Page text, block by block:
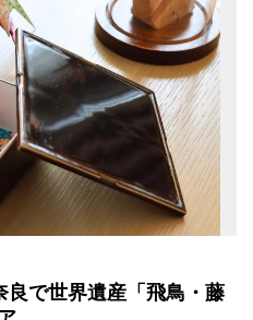
で世界遺産「飛鳥・藤